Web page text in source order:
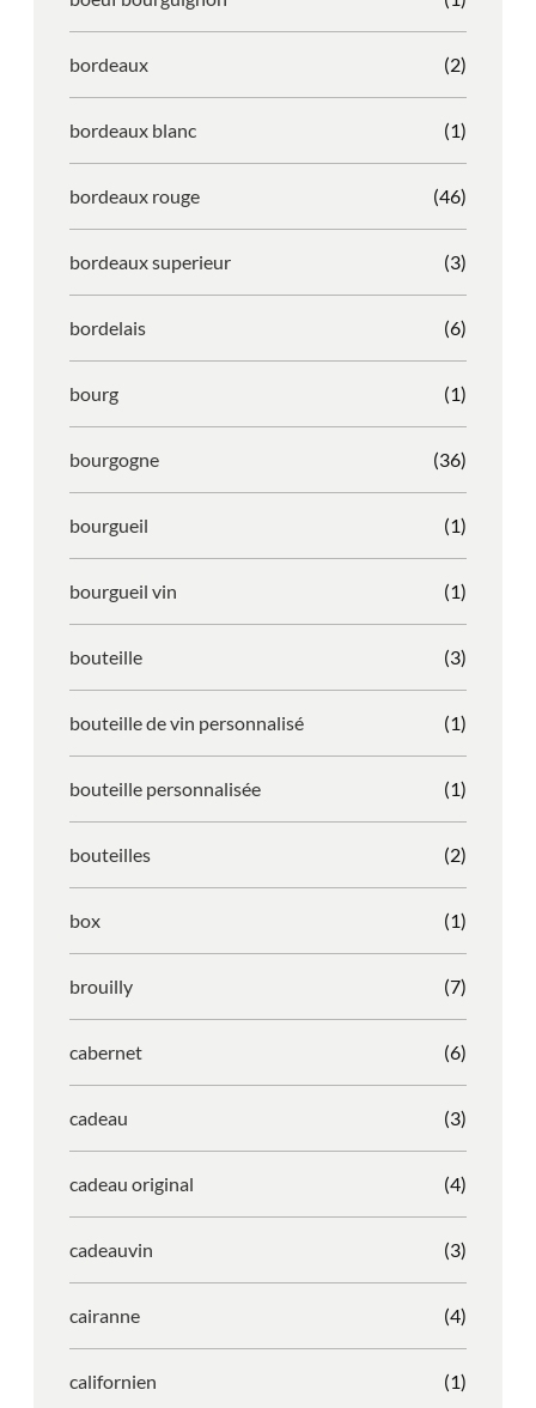
bordeaux (2)
bordeaux blanc (1)
bordeaux rouge (46)
bordeaux superieur (3)
bordelais (6)
bourg (1)
bourgogne (36)
bourgueil (1)
bourgueil vin (1)
bouteille (3)
bouteille de vin personnalisé (1)
bouteille personnalisée (1)
bouteilles (2)
box (1)
brouilly (7)
cabernet (6)
cadeau (3)
cadeau original (4)
cadeauvin (3)
cairanne (4)
californien (1)